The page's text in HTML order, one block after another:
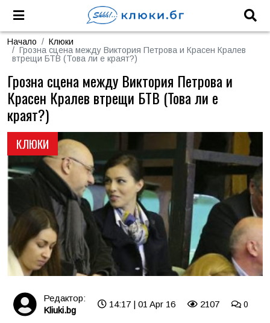
Начало
Клюки
Грозна сцена между Виктория Петрова и Красен Кралев
втрещи БТВ (Това ли е краят?)
КЛЮКИ
Грозна сцена между Виктория Петрова и
Красен Кралев втрещи БТВ (Това ли е
краят?)
Редактор:
Kliuki.bg
14:17 | 01 Apr 16 2107 0